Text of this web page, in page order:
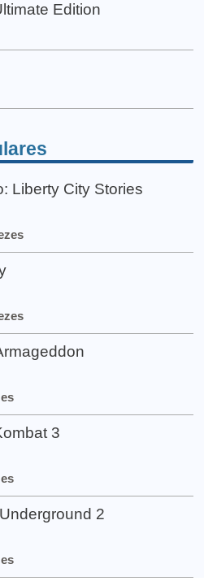
Edition
Liberty City Stories
3
2